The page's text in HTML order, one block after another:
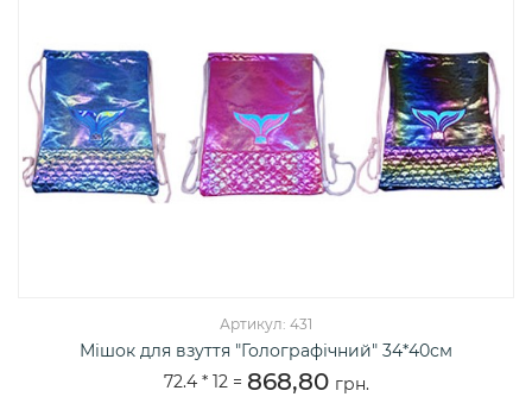
Артикул: 431
Мішок для взуття "Голографічний" 34*40см
72.4 * 12= 868,80 грн.